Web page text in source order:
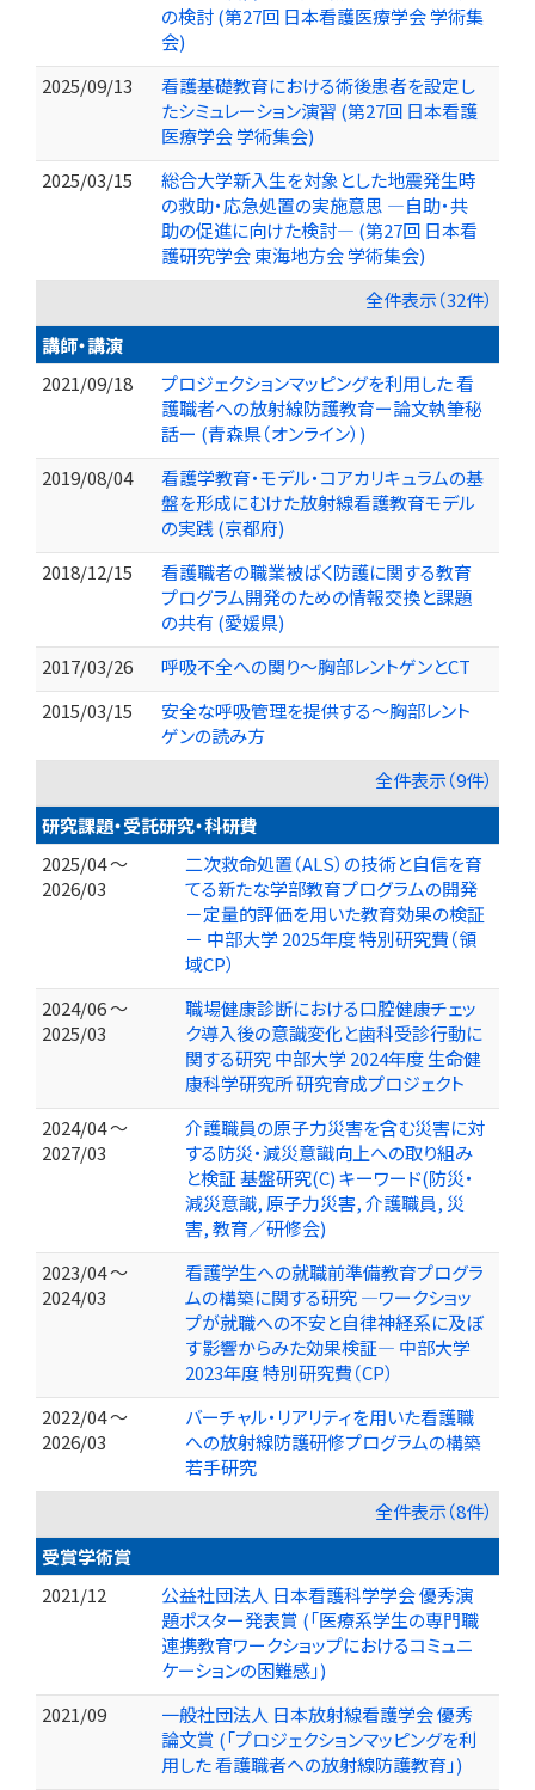
の検討 (第27回 日本看護医療学会 学術集
会)
2025/09/13
看護基礎教育における術後患者を設定し
たシミュレーション演習 (第27回 日本看護
医療学会 学術集会)
2025/03/15
総合大学新入生を対象とした地震発生時
の救助・応急処置の実施意思 ―自助・共
助の促進に向けた検討― (第27回 日本看
護研究学会 東海地方会 学術集会)
全件表示（32件）
講師・講演
2021/09/18
プロジェクションマッピングを利用した 看
護職者への放射線防護教育ー論文執筆秘
話ー (青森県（オンライン）)
2019/08/04
看護学教育・モデル・コアカリキュラムの基
盤を形成にむけた放射線看護教育モデル
の実践 (京都府)
2018/12/15
看護職者の職業被ばく防護に関する教育
プログラム開発のための情報交換と課題
の共有 (愛媛県)
2017/03/26
呼吸不全への関り～胸部レントゲンとCT
2015/03/15
安全な呼吸管理を提供する～胸部レント
ゲンの読み方
全件表示（9件）
研究課題・受託研究・科研費
2025/04 ～
2026/03
二次救命処置（ALS）の技術と自信を育
てる新たな学部教育プログラムの開発
－定量的評価を用いた教育効果の検証
－ 中部大学 2025年度 特別研究費（領
域CP）
2024/06 ～
2025/03
職場健康診断における口腔健康チェッ
ク導入後の意識変化と歯科受診行動に
関する研究 中部大学 2024年度 生命健
康科学研究所 研究育成プロジェクト
2024/04 ～
2027/03
介護職員の原子力災害を含む災害に対
する防災・減災意識向上への取り組み
と検証 基盤研究(C) キーワード(防災・
減災意識, 原子力災害, 介護職員, 災
害, 教育／研修会)
2023/04 ～
2024/03
看護学生への就職前準備教育プログラ
ムの構築に関する研究 ―ワークショッ
プが就職への不安と自律神経系に及ぼ
す影響からみた効果検証― 中部大学
2023年度 特別研究費（CP）
2022/04 ～
2026/03
バーチャル・リアリティを用いた看護職
への放射線防護研修プログラムの構築
若手研究
全件表示（8件）
受賞学術賞
2021/12
公益社団法人 日本看護科学学会 優秀演
題ポスター発表賞 (「医療系学生の専門職
連携教育ワークショップにおけるコミュニ
ケーションの困難感」)
2021/09
一般社団法人 日本放射線看護学会 優秀
論文賞 (「プロジェクションマッピングを利
用した 看護職者への放射線防護教育」)